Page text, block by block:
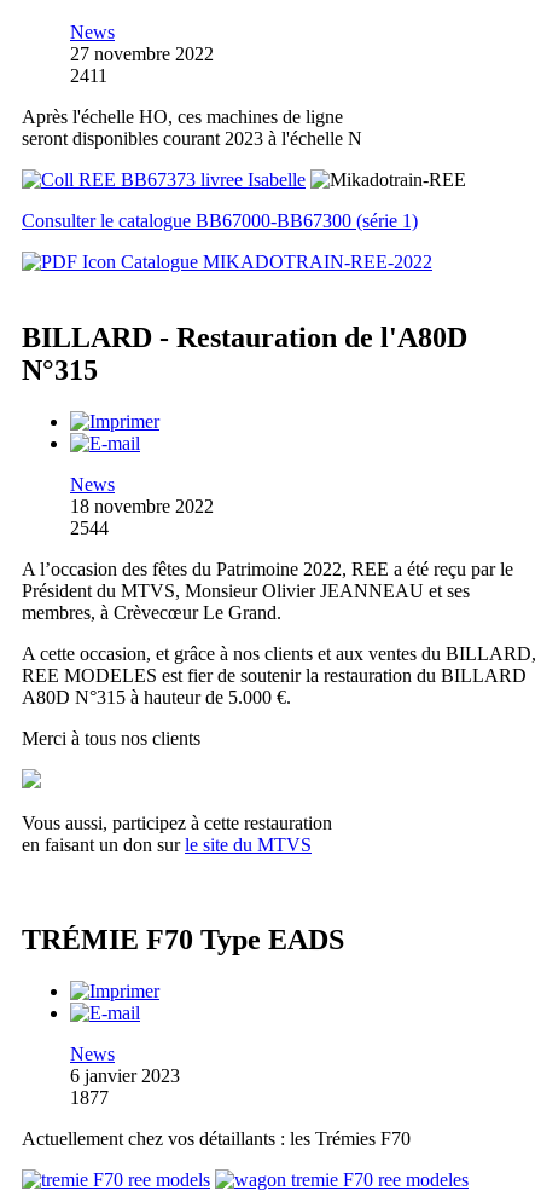
News
27 novembre 2022
2411
Après l'échelle HO, ces machines de ligne
seront disponibles courant 2023 à l'échelle N
Consulter le catalogue BB67000-BB67300 (série 1)
Catalogue MIKADOTRAIN-REE-2022
BILLARD - Restauration de l'A80D
N°315
News
18 novembre 2022
2544
A l’occasion des fêtes du Patrimoine 2022, REE a été reçu par le
Président du MTVS, Monsieur Olivier JEANNEAU et ses
membres, à Crèvecœur Le Grand.
A cette occasion, et grâce à nos clients et aux ventes du BILLARD,
REE MODELES est fier de soutenir la restauration du BILLARD
A80D N°315 à hauteur de 5.000 €.
Merci à tous nos clients
Vous aussi, participez à cette restauration
en faisant un don surle site du MTVS
TRÉMIE F70 Type EADS
News
6 janvier 2023
1877
Actuellement chez vos détaillants : les Trémies F70